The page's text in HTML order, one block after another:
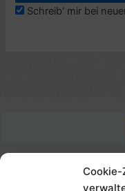
Cookie-
Schreib' mir bei
*Werbehinweis für Links
"Amazon-Suche" und/